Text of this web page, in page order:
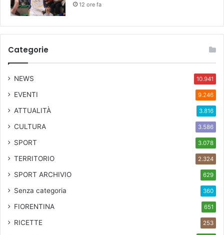
12 ore fa
Categorie
NEWS 10.941
EVENTI 9.246
ATTUALITÀ 3.816
CULTURA 3.586
SPORT 3.078
TERRITORIO 2.324
SPORT ARCHIVIO 629
Senza categoria 360
FIORENTINA 651
RICETTE 253